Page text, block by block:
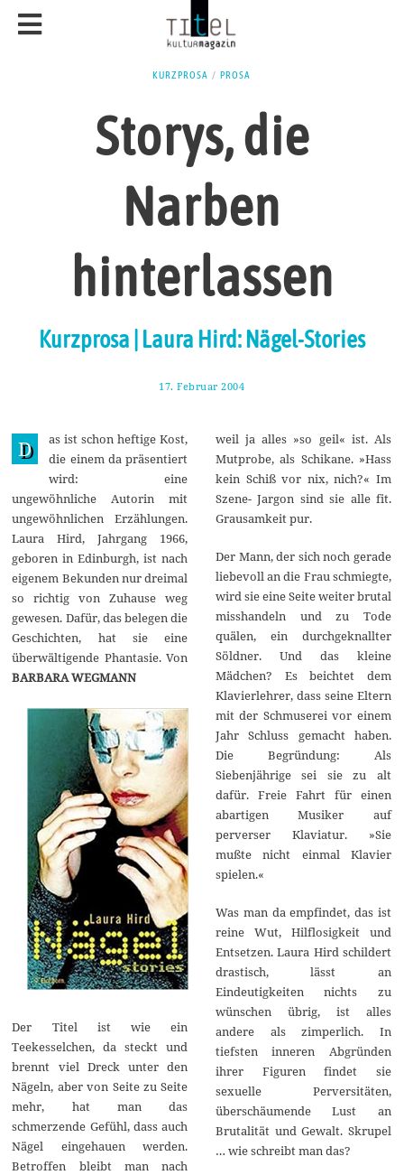
KURZPROSA / PROSA
Storys, die
Narben
hinterlassen
Kurzprosa | Laura Hird: Nägel-Stories
17. Februar 2004
l
2
0
2
0
D
as ist schon heftige Kost,
die einem da präsentiert
wird: eine
ungewöhnliche Autorin mit
ungewöhnlichen Erzählungen.
Laura Hird, Jahrgang 1966,
geboren in Edinburgh, ist nach
eigenem Bekunden nur dreimal
so richtig von Zuhause weg
gewesen. Dafür, das belegen die
Geschichten, hat sie eine
überwältigende Phantasie. Von
BARBARA WEGMANN
Der Titel ist wie ein
Teekesselchen, da steckt und
brennt viel Dreck unter den
Nägeln, aber von Seite zu Seite
mehr, hat man das
schmerzende Gefühl, dass auch
Nägel eingehauen werden.
Betroffen bleibt man nach
weil ja alles »so geil« ist. Als
Mutprobe, als Schikane. »Hass
kein Schiß vor nix, nich?« Im
Szene- Jargon sind sie alle fit.
Grausamkeit pur.
Der Mann, der sich noch gerade
liebevoll an die Frau schmiegte,
wird sie eine Seite weiter brutal
misshandeln und zu Tode
quälen, ein durchgeknallter
Söldner. Und das kleine
Mädchen? Es beichtet dem
Klavierlehrer, dass seine Eltern
mit der Schmuserei vor einem
Jahr Schluss gemacht haben.
Die Begründung: Als
Siebenjährige sei sie zu alt
dafür. Freie Fahrt für einen
abartigen Musiker auf
perverser Klaviatur. »Sie
mußte nicht einmal Klavier
spielen.«
Was man da empfindet, das ist
reine Wut, Hilflosigkeit und
Entsetzen. Laura Hird schildert
drastisch, lässt an
Eindeutigkeiten nichts zu
wünschen übrig, ist alles
andere als zimperlich. In
tiefsten inneren Abgründen
ihrer Figuren findet sie
sexuelle Perversitäten,
überschäumende Lust an
Brutalität und Gewalt. Skrupel
… wie schreibt man das?